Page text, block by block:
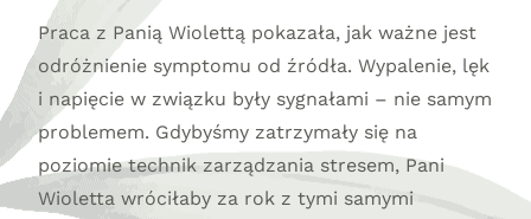
Praca z Panią Wiolettą pokazała, jak ważne jest
odróżnienie symptomu od źródła. Wypalenie, lęk
i napięcie w związku były sygnałami – nie samym
problemem. Gdybyśmy zatrzymały się na
poziomie technik zarządzania stresem, Pani
Wioletta wróciłaby za rok z tymi samymi